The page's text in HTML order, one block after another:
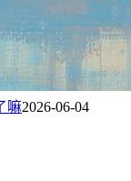
嘛2026-06-04